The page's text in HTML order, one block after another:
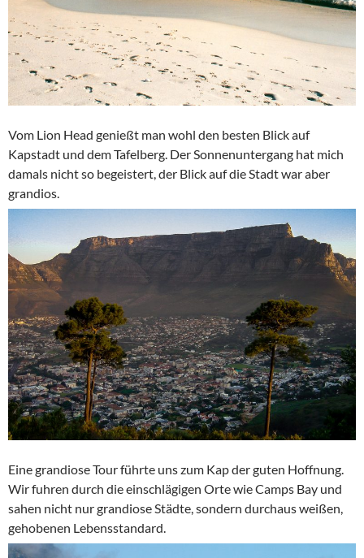
Vom Lion Head genießt man wohl den besten Blick auf
Kapstadt und dem Tafelberg. Der Sonnenuntergang hat mich
damals nicht so begeistert, der Blick auf die Stadt war aber
grandios.
Eine grandiose Tour führte uns zum Kap der guten Hoffnung.
Wir fuhren durch die einschlägigen Orte wie Camps Bay und
sahen nicht nur grandiose Städte, sondern durchaus weißen,
gehobenen Lebensstandard.